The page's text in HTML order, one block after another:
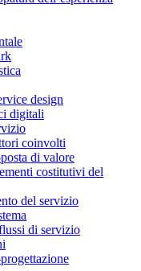
design
digitali
coinvolti
di valore
costitutivi del
del servizio
di servizio